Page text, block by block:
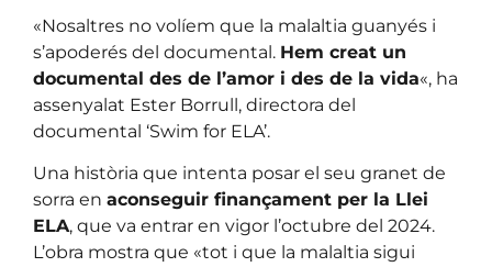
«Nosaltres no volíem que la malaltia guanyés i
s’apoderés del documental. Hem creat un
documental des de l’amor i des de la vida«, ha
assenyalat Ester Borrull, directora del
documental ‘Swim for ELA’.
Una història que intenta posar el seu granet de
sorra en aconseguir finançament per la Llei
ELA, que va entrar en vigor l’octubre del 2024.
L’obra mostra que «tot i que la malaltia sigui